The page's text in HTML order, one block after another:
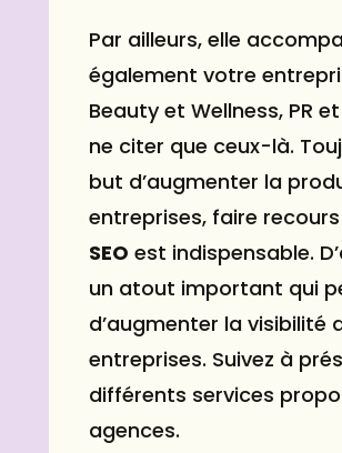
Par ailleurs, elle
également votre
Beauty et Wellness, PR
ne citer que ceux-là.
but d’augmenter la
entreprises, faire
SEO est indispensable.
un atout important qui
d’augmenter la visibilité
entreprises. Suivez à
différents services
agences.